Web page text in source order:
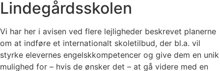
Lindegårdsskolen
Vi har her i avisen ved flere lejligheder beskrevet planerne
om at indføre et internationalt skoletilbud, der bl.a. vil
styrke elevernes engelskkompetencer og give dem en unik
mulighed for – hvis de ønsker det – at gå videre med en